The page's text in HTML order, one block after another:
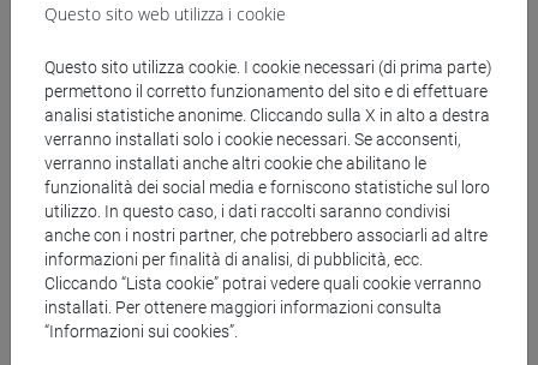
CERASI Laura
Materiali didattici
Materiali su Moodle
Corsi di studio e percorsi
[LT10] LINGUE, CIVILTÀ E SCIENZE DEL
Questo sito web utilizza i cookie
Questo sito utilizza cookie. I cookie necessari (di prima parte)
permettono il corretto funzionamento del sito e di effettuare
analisi statistiche anonime. Cliccando sulla X in alto a destra
verranno installati solo i cookie necessari. Se acconsenti,
verranno installati anche altri cookie che abilitano le
funzionalità dei social media e forniscono statistiche sul loro
utilizzo. In questo caso, i dati raccolti saranno condivisi
anche con i nostri partner, che potrebbero associarli ad altre
informazioni per finalità di analisi, di pubblicità, ecc.
Cliccando “Lista cookie” potrai vedere quali cookie verranno
installati. Per ottenere maggiori informazioni consulta
“Informazioni sui cookies”.